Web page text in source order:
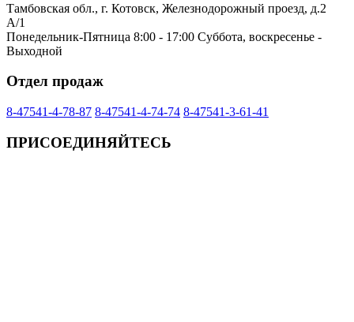
Тамбовская обл., г. Котовск, Железнодорожный проезд, д.2
А/1
Понедельник-Пятница 8:00 - 17:00 Суббота, воскресенье -
Выходной
Отдел продаж
8-47541-4-78-87 8-47541-4-74-74 8-47541-3-61-41
ПРИСОЕДИНЯЙТЕСЬ